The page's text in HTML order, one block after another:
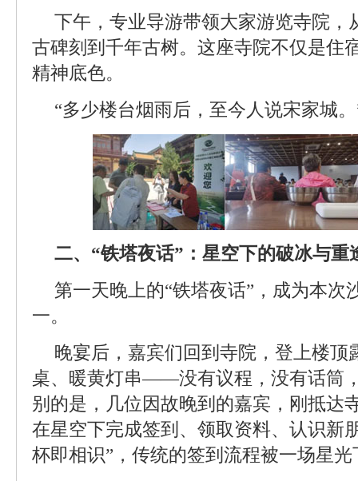
下午，专业导游带领大家游览寺院，
古碑刻到千年古树。这座寺院不仅是住
精神底色。
“多少楼台烟雨后，至今人说宋家城。
二、“铁塔夜话”：星空下的破冰与重
第一天晚上的“铁塔夜话”，成为本次
一。
晚宴后，嘉宾们回到寺院，登上楼顶
桌、暖黄灯串——没有议程，没有话筒
别的是，几位因故晚到的嘉宾，刚抵达
在星空下完成签到、领取资料、认识新
杯即相识”，传统的签到流程被一场星